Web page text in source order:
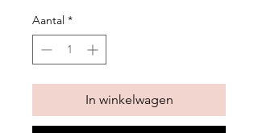
Aantal *
In winkelwagen